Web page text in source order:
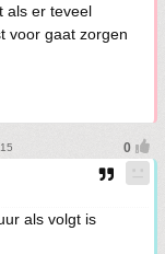
als er teveel
voor gaat zorgen
als volgt is